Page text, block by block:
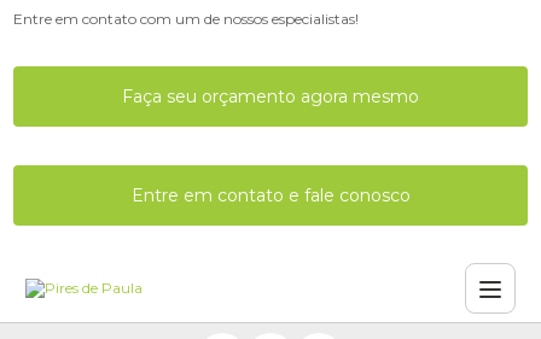
Entre em contato com um de nossos especialistas!
Faça seu orçamento agora mesmo
Entre em contato e fale conosco